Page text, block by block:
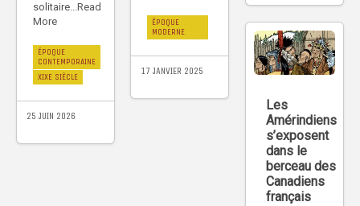
solitaire...Read
More
ÉPOQUE
CONTEMPORAINE
XIXE SIÈCLE
25 JUIN 2026
ÉPOQUE
MODERNE
17 JANVIER 2025
Les
Amérindiens
s’exposent
dans le
berceau des
Canadiens
français